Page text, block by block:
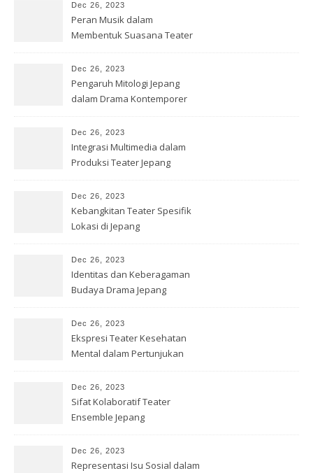
Dec 26, 2023
Peran Musik dalam
Membentuk Suasana Teater
Dec 26, 2023
Pengaruh Mitologi Jepang
dalam Drama Kontemporer
Dec 26, 2023
Integrasi Multimedia dalam
Produksi Teater Jepang
Dec 26, 2023
Kebangkitan Teater Spesifik
Lokasi di Jepang
Dec 26, 2023
Identitas dan Keberagaman
Budaya Drama Jepang
Dec 26, 2023
Ekspresi Teater Kesehatan
Mental dalam Pertunjukan
Dec 26, 2023
Sifat Kolaboratif Teater
Ensemble Jepang
Dec 26, 2023
Representasi Isu Sosial dalam